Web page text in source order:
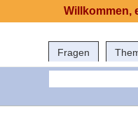
Fragen
Willkommen,